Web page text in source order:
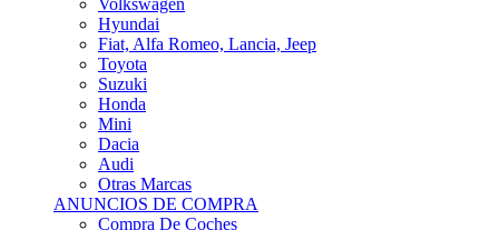
Volkswagen
Hyundai
Fiat, Alfa Romeo, Lancia, Jeep
Toyota
Suzuki
Honda
Mini
Dacia
Audi
Otras Marcas
ANUNCIOS DE COMPRA
Compra De Coches